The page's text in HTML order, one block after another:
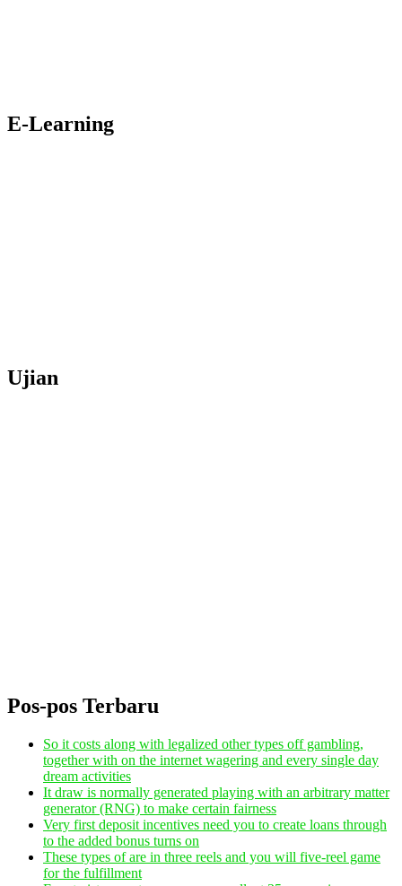
E-Learning
Ujian
Pos-pos Terbaru
So it costs along with legalized other types off gambling,
together with on the internet wagering and every single day
dream activities
It draw is normally generated playing with an arbitrary matter
generator (RNG) to make certain fairness
Very first deposit incentives need you to create loans through
to the added bonus turns on
These types of are in three reels and you will five-reel game
for the fulfillment